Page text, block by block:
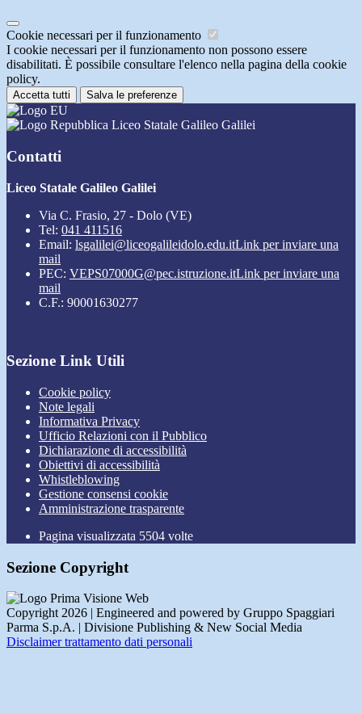
Cookie necessari per il funzionamento
I cookie necessari per il funzionamento non possono essere
disabilitati. È possibile consultare l'elenco nella pagina della cookie
policy.
Accetta tutti Salva le preferenze
Liceo Statale Galileo Galilei
Contatti
Liceo Statale Galileo Galilei
Via C. Frasio, 27 - Dolo (VE)
Tel: 041 411516
Email: lsgalilei@liceogalileidolo.edu.itLink per inviare una
mail
PEC: VEPS07000G@pec.istruzione.itLink per inviare una
mail
C.F.: 90001630277
Sezione Link Utili
Cookie policy
Note legali
Informativa Privacy
Ufficio Relazioni con il Pubblico
Dichiarazione di accessibilità
Obiettivi di accessibilità
Whistleblowing
Gestione consensi cookie
Amministrazione trasparente
Pagina visualizzata 5504 volte
Sezione Copyright
Copyright 2026 | Engineered and powered by Gruppo Spaggiari
Parma S.p.A. | Divisione Publishing & New Social Media
Disclaimer trattamento dati personali